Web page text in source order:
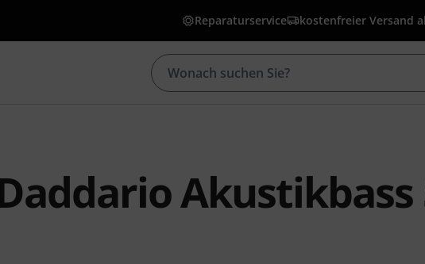
Reparaturservice kostenfreier Versand
Akustikbass